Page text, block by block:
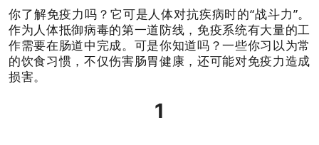
百信之源
你了解免疫力吗？它可是人体对抗疾病时的“战斗力”。
作为人体抵御病毒的第一道防线，免疫系统有大量的工
作需要在肠道中完成。可是你知道吗？一些你习以为常
的饮食习惯，不仅伤害肠胃健康，还可能对免疫力造成
损害。
1